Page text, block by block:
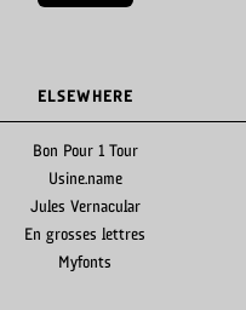
ELSEWHERE
Bon Pour 1 Tour
Usine.name
Jules Vernacular
En grosses lettres
Myfonts